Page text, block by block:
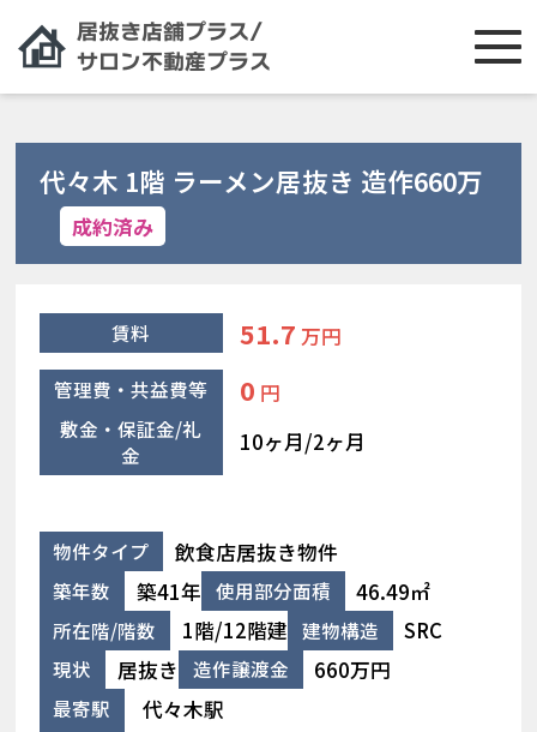
代々木 1階 ラーメン居抜き 造作660万
成約済み
賃料 51.7 万円
管理費・共益費等 0 円
敷金・保証金/礼
金
10ヶ月/2ヶ月
物件タイプ 飲食店居抜き物件
築年数 築41年 使用部分面積 46.49㎡
所在階/階数 1階/12階建 建物構造 SRC
現状 居抜き 造作譲渡金 660万円
最寄駅 代々木駅